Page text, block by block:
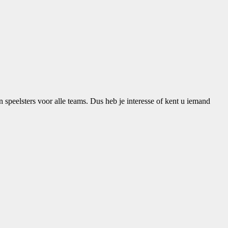
voor alle teams. Dus heb je interesse of kent u iemand